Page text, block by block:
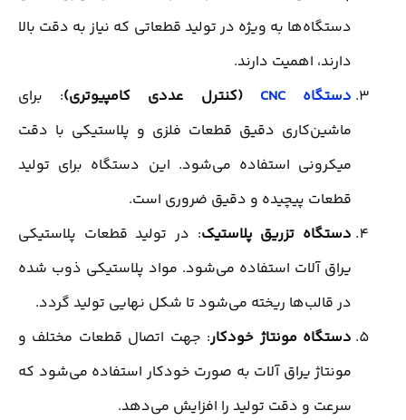
دستگاه‌ها به ویژه در تولید قطعاتی که نیاز به دقت بالا
دارند، اهمیت دارند.
دستگاه CNC
(کنترل عددی کامپیوتری): برای
ماشین‌کاری دقیق قطعات فلزی و پلاستیکی با دقت
میکرونی استفاده می‌شود. این دستگاه برای تولید
قطعات پیچیده و دقیق ضروری است.
دستگاه تزریق پلاستیک: در تولید قطعات پلاستیکی
یراق آلات استفاده می‌شود. مواد پلاستیکی ذوب شده
در قالب‌ها ریخته می‌شود تا شکل نهایی تولید گردد.
دستگاه مونتاژ خودکار: جهت اتصال قطعات مختلف و
مونتاژ یراق آلات به صورت خودکار استفاده می‌شود که
سرعت و دقت تولید را افزایش می‌دهد.